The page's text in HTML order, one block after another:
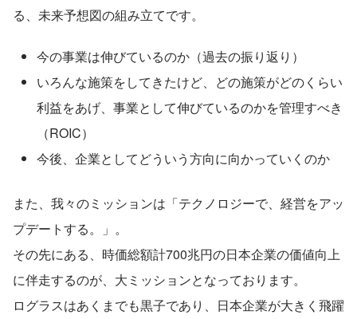
る、未来予想図の組み立てです。
今の事業は伸びているのか（過去の振り返り）
いろんな施策をしてきたけど、どの施策がどのくらい
利益をあげ、事業として伸びているのかを管理すべき
（ROIC）
今後、企業としてどういう方向に向かっていくのか
また、我々のミッションは「テクノロジーで、経営をアッ
プデートする。」。
その先にある、時価総額計700兆円の日本企業の価値向上
に伴走するのが、大ミッションとなっております。
ログラスはあくまでも黒子であり、日本企業が大きく飛躍